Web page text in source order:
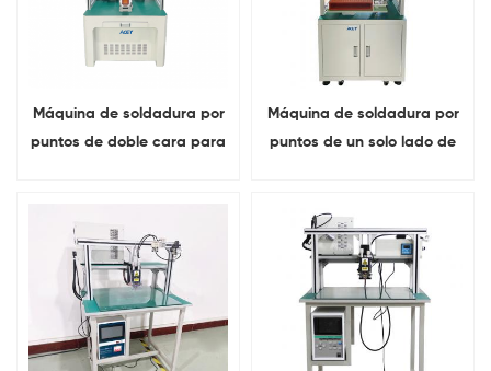
Máquina de soldadura por
puntos de doble cara para
Máquina de soldadura por
puntos de un solo lado de